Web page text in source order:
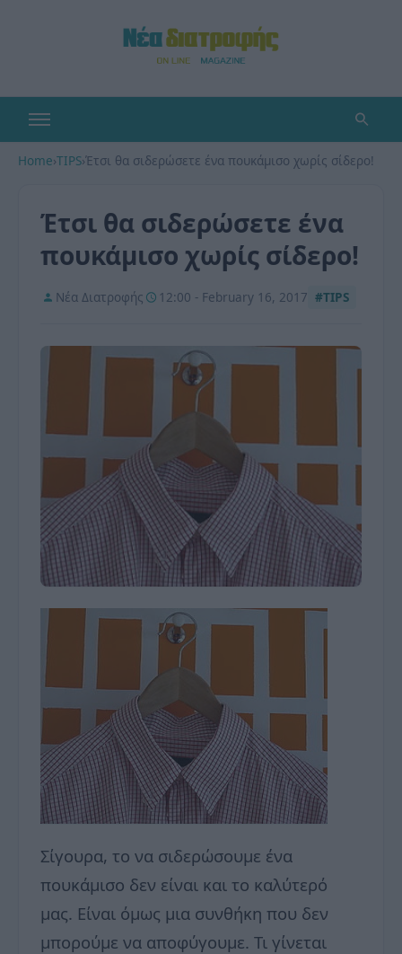
Home›TIPS›Έτσι θα σιδερώσετε ένα πουκάμισο χωρίς σίδερο!
Έτσι θα σιδερώσετε ένα
πουκάμισο χωρίς σίδερο!
Νέα Διατροφής 12:00 - February 16, 2017 #TIPS
Σίγουρα, το να σιδερώσουμε ένα
πουκάμισο δεν είναι και το καλύτερό
μας. Είναι όμως μια συνθήκη που δεν
μπορούμε να αποφύγουμε. Τι γίνεται